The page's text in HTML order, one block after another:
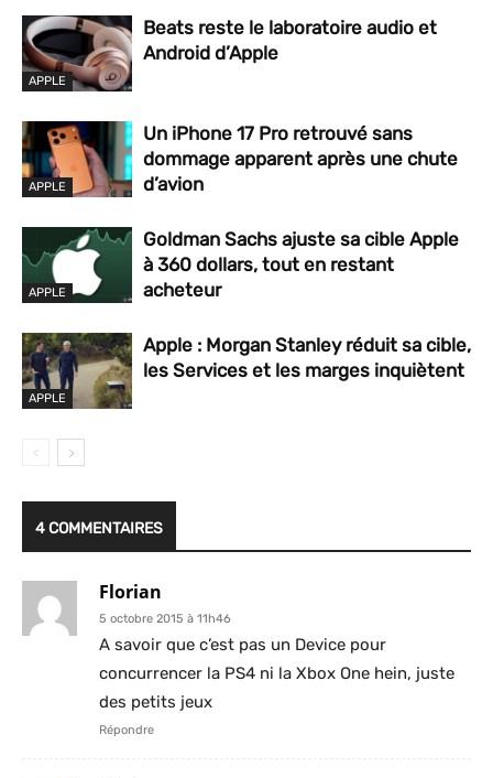
APPLE
Beats reste le laboratoire audio et
Android d’Apple
APPLE
Un iPhone 17 Pro retrouvé sans
dommage apparent après une chute
d’avion
APPLE
Goldman Sachs ajuste sa cible Apple
à 360 dollars, tout en restant
acheteur
APPLE
Apple : Morgan Stanley réduit sa cible,
les Services et les marges inquiètent
4 COMMENTAIRES
Florian
5 octobre 2015 à 11h46
A savoir que c’est pas un Device pour
concurrencer la PS4 ni la Xbox One hein, juste
des petits jeux
Répondre